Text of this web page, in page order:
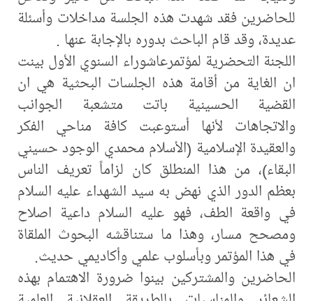
للحاضرين فقد شهدت هذه الجلسة مداخلات وأسئلة
عديدة، وقد قام الباحث بدوره بالإجابة عنها ‏.
اللجنة التحضرية لمؤتمرعاشوراء السنوي الأول بينت
ان الغاية من أقامة هذه الجلسات البحثية هي ان
القضية الحسينية باتت متشعبة الجوانب
والاتجاهات لأنها أستوعبت كافة مناحي الفكر
والعقيدة الإسلامية (الأسلام محمدي الوجود حسيني
البقاء)، من هذا المنطلق كان لزاماً تعريف الناس
بعظم الدور الذي نهض به سيد الشهداء عليه السلام
في واقعة الطف، فهو عليه السلام داعية اصلاح
ومصحح مسار، وهذا ما ستناقشه البحوث الملقاة
في هذا المؤتمر وبأسلوب علمي وأكاديمي حديث.
الحاضرين والمشتركين بينوا ضرورة الاهتمام بهذه